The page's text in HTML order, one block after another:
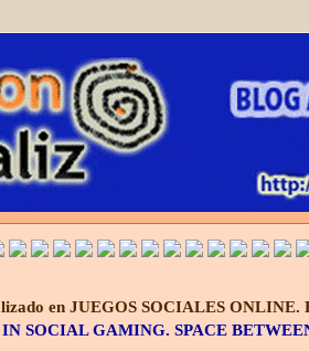
en JUEGOS SOCIALES ONLINE.
SOCIAL GAMING. SPACE